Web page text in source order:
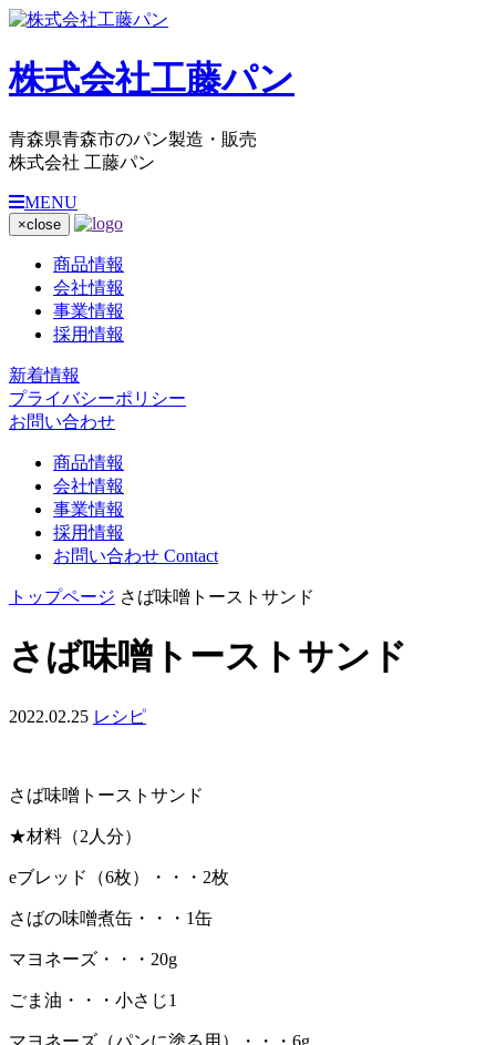
株式会社工藤パン
青森県青森市のパン製造・販売
株式会社 工藤パン
MENU
×close
商品情報
会社情報
事業情報
採用情報
新着情報
プライバシーポリシー
お問い合わせ
商品情報
会社情報
事業情報
採用情報
お問い合わせ Contact
トップページ さば味噌トーストサンド
さば味噌トーストサンド
2022.02.25 レシピ
さば味噌トーストサンド
★材料（2人分）
eブレッド（6枚）・・・2枚
さばの味噌煮缶・・・1缶
マヨネーズ・・・20g
ごま油・・・小さじ1
マヨネーズ（パンに塗る用）・・・6g